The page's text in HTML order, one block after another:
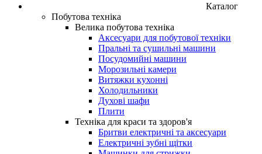
Каталог
Побутова техніка
Велика побутова техніка
Аксесуари для побутової техніки
Пральні та сушильні машини
Посудомийні машини
Морозильні камери
Витяжки кухонні
Холодильники
Духові шафи
Плити
Техніка для краси та здоров'я
Бритви електричні та аксесуари
Електричні зубні щітки